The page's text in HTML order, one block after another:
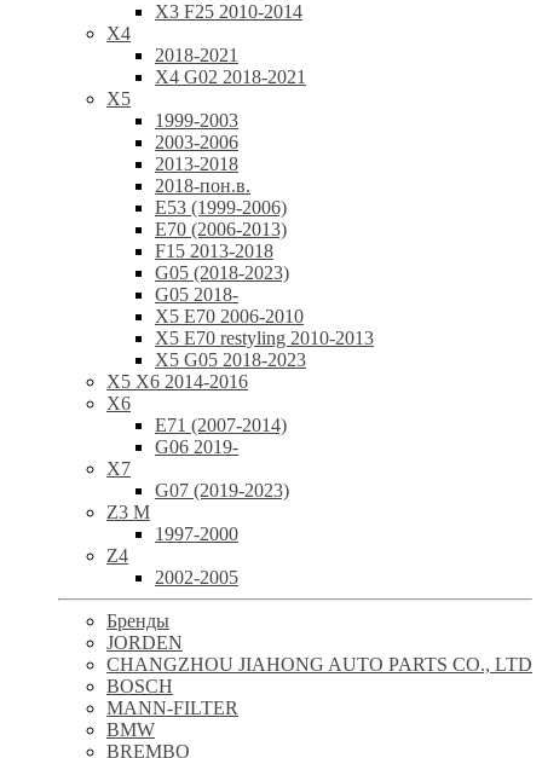
X3 F25 2010-2014
X4
2018-2021
X4 G02 2018-2021
X5
1999-2003
2003-2006
2013-2018
2018-пон.в.
E53 (1999-2006)
E70 (2006-2013)
F15 2013-2018
G05 (2018-2023)
G05 2018-
X5 E70 2006-2010
X5 E70 restyling 2010-2013
X5 G05 2018-2023
X5 X6 2014-2016
X6
E71 (2007-2014)
G06 2019-
X7
G07 (2019-2023)
Z3 M
1997-2000
Z4
2002-2005
Бренды
JORDEN
CHANGZHOU JIAHONG AUTO PARTS CO., LTD
BOSCH
MANN-FILTER
BMW
BREMBO